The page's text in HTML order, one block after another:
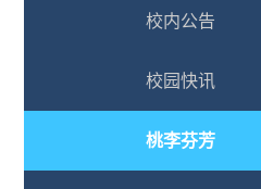
校内公告
校园快讯
桃李芬芳